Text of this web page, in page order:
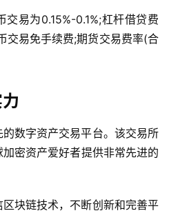
交易为0.15%-0.1%;杠杆借贷费
交易免手续费;期货交易费率(合
数字资产交易平台。该交易所
密资产爱好者提供非常先进的
块链技术，不断创新和完善平